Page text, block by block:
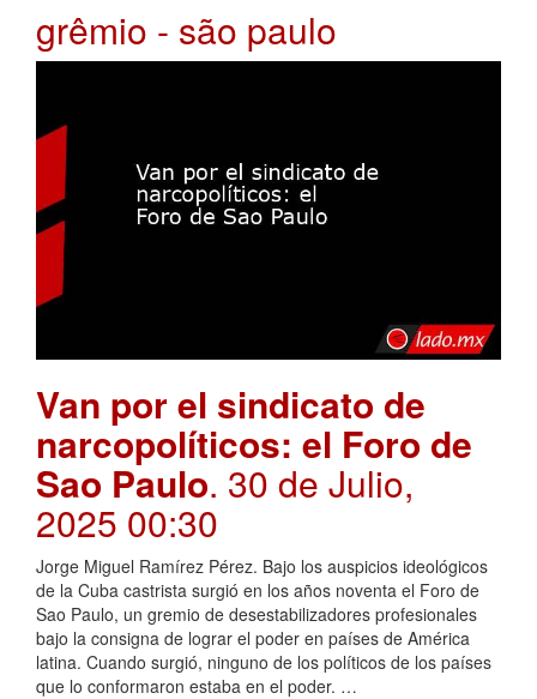
grêmio - são paulo
Van por el sindicato de
narcopolíticos: el Foro de
Sao Paulo. 30 de Julio,
2025 00:30
Jorge Miguel Ramírez Pérez. Bajo los auspicios ideológicos
de la Cuba castrista surgió en los años noventa el Foro de
Sao Paulo, un gremio de desestabilizadores profesionales
bajo la consigna de lograr el poder en países de América
latina. Cuando surgió, ninguno de los políticos de los países
que lo conformaron estaba en el poder. …